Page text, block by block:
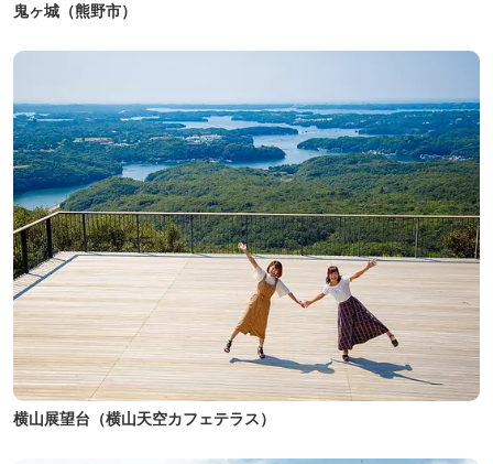
鬼ヶ城（熊野市）
横山展望台（横山天空カフェテラス）